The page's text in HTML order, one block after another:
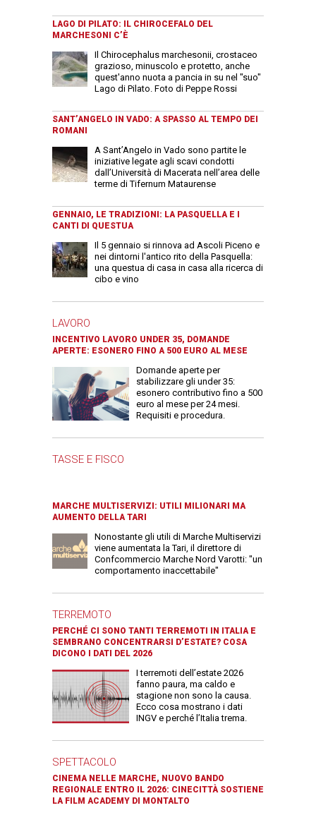
LAGO DI PILATO: IL CHIROCEFALO DEL
MARCHESONI C’È
Il Chirocephalus marchesonii, crostaceo
grazioso, minuscolo e protetto, anche
quest'anno nuota a pancia in su nel "suo"
Lago di Pilato. Foto di Peppe Rossi
SANT’ANGELO IN VADO: A SPASSO AL TEMPO DEI
ROMANI
A Sant’Angelo in Vado sono partite le
iniziative legate agli scavi condotti
dall’Università di Macerata nell’area delle
terme di Tifernum Mataurense
GENNAIO, LE TRADIZIONI: LA PASQUELLA E I
CANTI DI QUESTUA
Il 5 gennaio si rinnova ad Ascoli Piceno e
nei dintorni l'antico rito della Pasquella:
una questua di casa in casa alla ricerca di
cibo e vino
LAVORO
INCENTIVO LAVORO UNDER 35, DOMANDE
APERTE: ESONERO FINO A 500 EURO AL MESE
Domande aperte per
stabilizzare gli under 35:
esonero contributivo fino a 500
euro al mese per 24 mesi.
Requisiti e procedura.
TASSE E FISCO
MARCHE MULTISERVIZI: UTILI MILIONARI MA
AUMENTO DELLA TARI
Nonostante gli utili di Marche Multiservizi
viene aumentata la Tari, il direttore di
Confcommercio Marche Nord Varotti: "un
comportamento inaccettabile"
TERREMOTO
PERCHÉ CI SONO TANTI TERREMOTI IN ITALIA E
SEMBRANO CONCENTRARSI D’ESTATE? COSA
DICONO I DATI DEL 2026
I terremoti dell’estate 2026
fanno paura, ma caldo e
stagione non sono la causa.
Ecco cosa mostrano i dati
INGV e perché l’Italia trema.
SPETTACOLO
CINEMA NELLE MARCHE, NUOVO BANDO
REGIONALE ENTRO IL 2026: CINECITTÀ SOSTIENE
LA FILM ACADEMY DI MONTALTO